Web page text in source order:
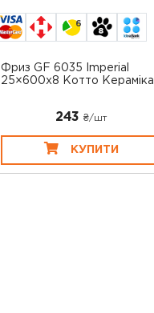
6
Фриз GF 6035 Imperial
25×600x8 Котто Кераміка
243 ₴/шт
КУПИТИ